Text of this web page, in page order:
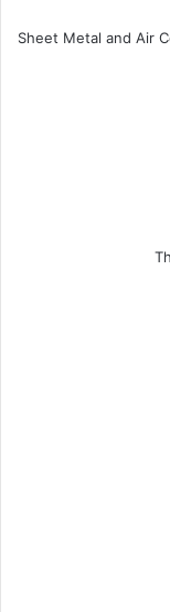
Sheet Metal and Air